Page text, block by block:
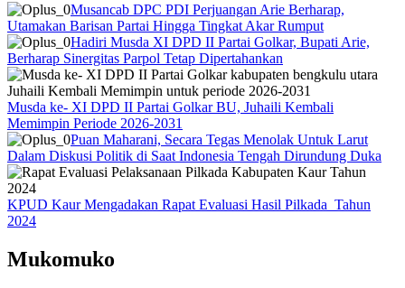
Musancab DPC PDI Perjuangan Arie Berharap,
Utamakan Barisan Partai Hingga Tingkat Akar Rumput
Hadiri Musda XI DPD II Partai Golkar, Bupati Arie,
Berharap Sinergitas Parpol Tetap Dipertahankan
Musda ke- XI DPD II Partai Golkar BU, Juhaili Kembali
Memimpin Periode 2026-2031
Puan Maharani, Secara Tegas Menolak Untuk Larut
Dalam Diskusi Politik di Saat Indonesia Tengah Dirundung Duka
KPUD Kaur Mengadakan Rapat Evaluasi Hasil Pilkada Tahun
2024
Mukomuko